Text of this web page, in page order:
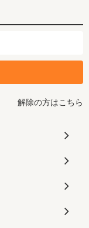
解除の方はこちら